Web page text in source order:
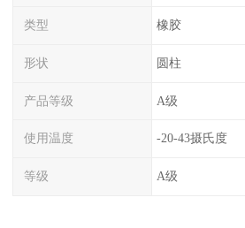
类型 橡胶
形状 圆柱
产品等级 A级
使用温度 -20-43摄氏度
等级 A级